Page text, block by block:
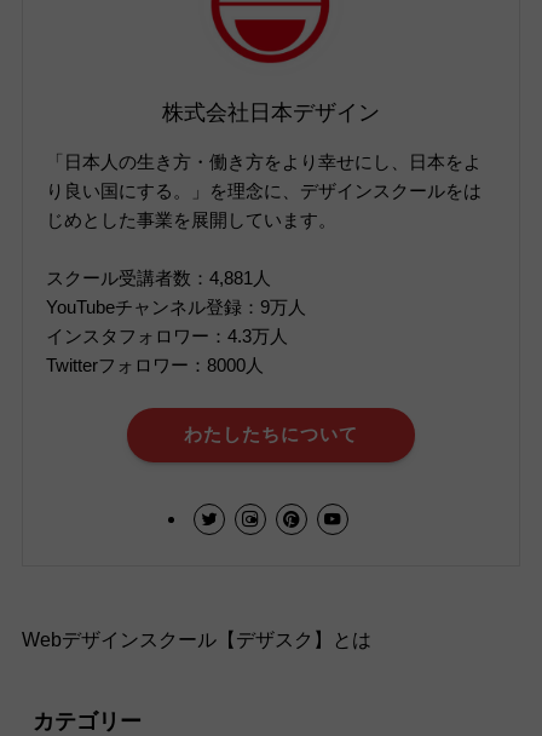
株式会社日本デザイン
「日本人の生き方・働き方をより幸せにし、日本をよ
り良い国にする。」を理念に、デザインスクールをは
じめとした事業を展開しています。
スクール受講者数：4,881人
YouTubeチャンネル登録：9万人
インスタフォロワー：4.3万人
Twitterフォロワー：8000人
わたしたちについて
Webデザインスクール【デザスク】とは
カテゴリー